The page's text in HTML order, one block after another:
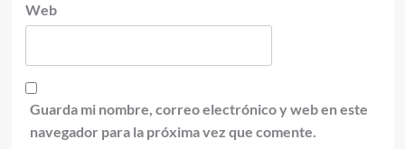
Web
Guarda mi nombre, correo electrónico y web en este
navegador para la próxima vez que comente.